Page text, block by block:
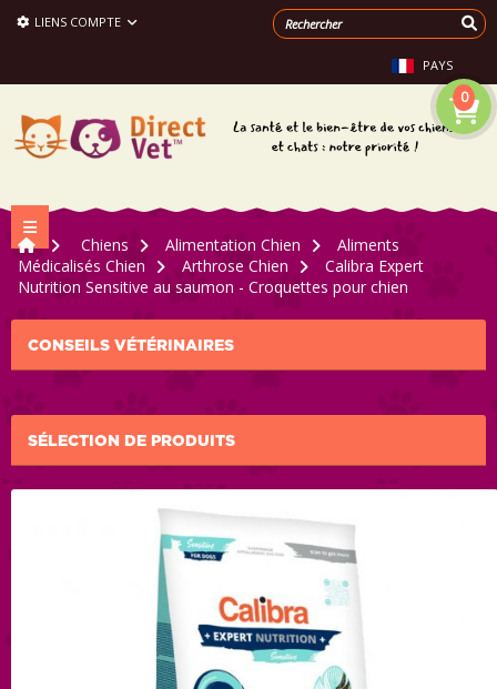
LIENS COMPTE
PAYS
0
Navigation bascule
>
Chiens > Alimentation Chien >
Aliments
Médicalisés Chien
> Arthrose Chien >
Calibra Expert
Nutrition Sensitive au saumon - Croquettes pour chien
CONSEILS VÉTÉRINAIRES
SÉLECTION DE PRODUITS